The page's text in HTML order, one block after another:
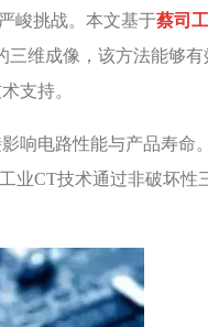
峻挑战。本文基于蔡司
三维成像，该方法能够有
支持。
响电路性能与产品寿命
业CT技术通过非破坏性